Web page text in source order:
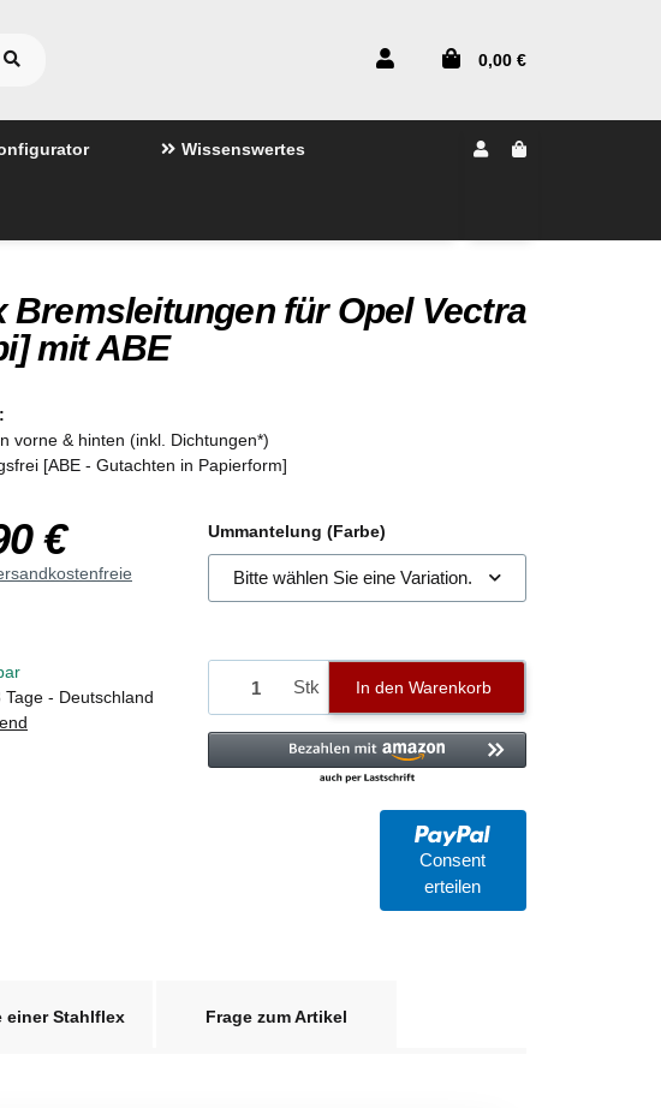
0,00 €
Wissenswertes
Bremsleitungen für Opel Vectra
mit ABE
vorne & hinten (inkl. Dichtungen*)
[ABE - Gutachten in Papierform]
€
Tage - Deutschland
Ummantelung (Farbe)
Bitte wählen Sie eine Variation.
Stk In den Warenkorb
Consent
erteilen
einer Stahlflex Frage zum Artikel